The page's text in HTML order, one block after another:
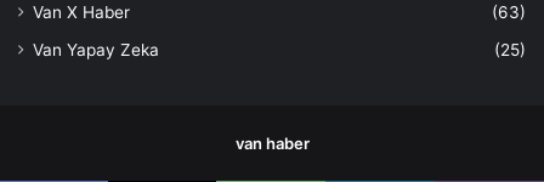
Van X Haber
(63)
Van Yapay Zeka
(25)
van haber